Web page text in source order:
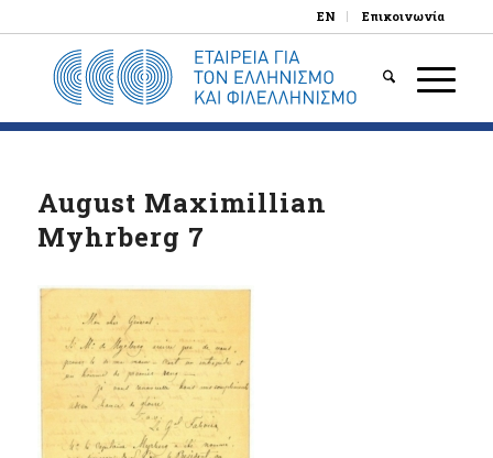
EN Επικοινωνία
August Maximillian
Myhrberg 7